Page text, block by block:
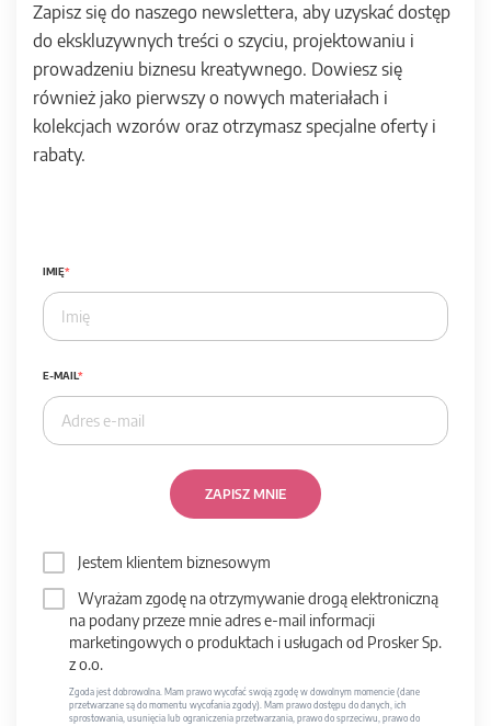
Zapisz się do naszego newslettera, aby uzyskać dostęp
do ekskluzywnych treści o szyciu, projektowaniu i
prowadzeniu biznesu kreatywnego. Dowiesz się
również jako pierwszy o nowych materiałach i
kolekcjach wzorów oraz otrzymasz specjalne oferty i
rabaty.
IMIĘ
E-MAIL
ZAPISZ MNIE
Jestem klientem biznesowym
Wyrażam zgodę na otrzymywanie drogą elektroniczną
na podany przeze mnie adres e-mail informacji
marketingowych o produktach i usługach od Prosker Sp.
z o.o.
Zgoda jest dobrowolna. Mam prawo wycofać swoją zgodę w dowolnym momencie (dane
przetwarzane są do momentu wycofania zgody). Mam prawo dostępu do danych, ich
sprostowania, usunięcia lub ograniczenia przetwarzania, prawo do sprzeciwu, prawo do